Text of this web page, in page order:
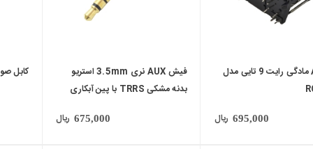
فیش AV مادگی رایت 9 تایی مدل
695,000 ریال
فیش AUX نری 3.5mm استریو
بدنه مشکی TRRS با پین آبکاری
675,000 ریال
کابل صوتی 2